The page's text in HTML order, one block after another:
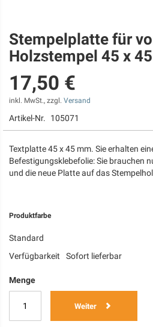
Zum
Anfang
der
springen
Stempelplatte für
Holzstempel 45 x
17,50 €
inkl. MwSt., zzgl. Versand
Artikel-Nr. 105071
Textplatte 45 x 45 mm. Sie erhalten
Befestigungsklebefolie: Sie brauchen
und die neue Platte auf das
Produktfarbe
Standard
Verfügbarkeit
Sofort lieferbar
Menge
Weiter